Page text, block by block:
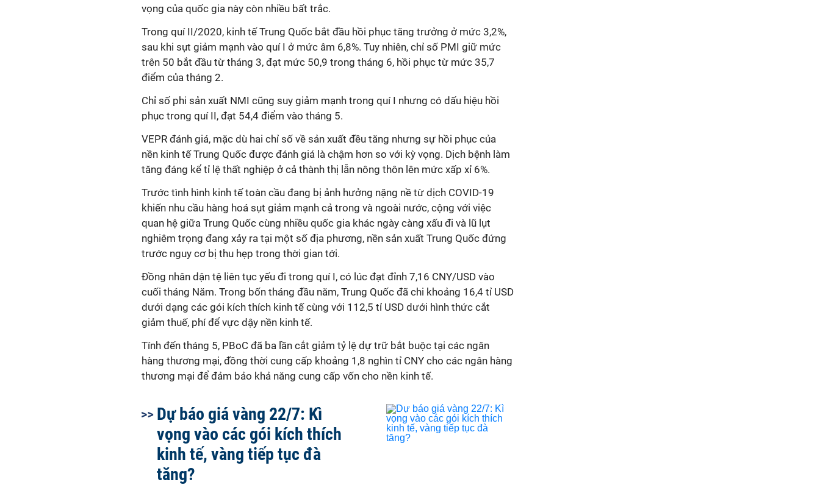
vọng của quốc gia này còn nhiều bất trắc.
Trong quí II/2020, kinh tế Trung Quốc bắt đầu hồi phục tăng trưởng ở mức 3,2%,
sau khi sụt giảm mạnh vào quí I ở mức âm 6,8%. Tuy nhiên, chỉ số PMI giữ mức
trên 50 bắt đầu từ tháng 3, đạt mức 50,9 trong tháng 6, hồi phục từ mức 35,7
điểm của tháng 2.
Chỉ số phi sản xuất NMI cũng suy giảm mạnh trong quí I nhưng có dấu hiệu hồi
phục trong quí II, đạt 54,4 điểm vào tháng 5.
VEPR đánh giá, mặc dù hai chỉ số về sản xuất đều tăng nhưng sự hồi phục của
nền kinh tế Trung Quốc được đánh giá là chậm hơn so với kỳ vọng. Dịch bệnh làm
tăng đáng kể tỉ lệ thất nghiệp ở cả thành thị lẫn nông thôn lên mức xấp xỉ 6%.
Trước tình hình kinh tế toàn cầu đang bị ảnh hưởng nặng nề từ dịch COVID-19
khiến nhu cầu hàng hoá sụt giảm mạnh cả trong và ngoài nước, cộng với việc
quan hệ giữa Trung Quốc cùng nhiều quốc gia khác ngày càng xấu đi và lũ lụt
nghiêm trọng đang xảy ra tại một số địa phương, nền sản xuất Trung Quốc đứng
trước nguy cơ bị thu hẹp trong thời gian tới.
Đồng nhân dận tệ liên tục yếu đi trong quí I, có lúc đạt đỉnh 7,16 CNY/USD vào
cuối tháng Năm. Trong bốn tháng đầu năm, Trung Quốc đã chi khoảng 16,4 tỉ USD
dưới dạng các gói kích thích kinh tế cùng với 112,5 tỉ USD dưới hình thức cắt
giảm thuế, phí để vực dậy nền kinh tế.
Tính đến tháng 5, PBoC đã ba lần cắt giảm tỷ lệ dự trữ bắt buộc tại các ngân
hàng thương mại, đồng thời cung cấp khoảng 1,8 nghìn tỉ CNY cho các ngân hàng
thương mại để đảm bảo khả năng cung cấp vốn cho nền kinh tế.
Dự báo giá vàng 22/7: Kì
vọng vào các gói kích thích
kinh tế, vàng tiếp tục đà
tăng?